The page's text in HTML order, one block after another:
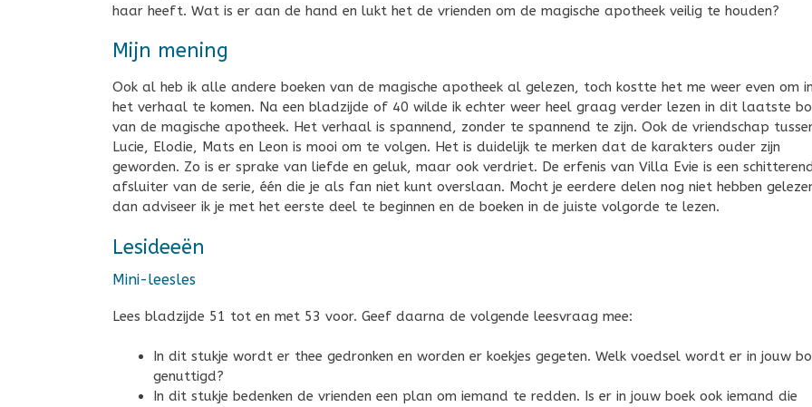
haar heeft. Wat is er aan de hand en lukt het de vrienden om de magische apotheek veilig te houden?
Mijn mening
Ook al heb ik alle andere boeken van de magische apotheek al gelezen, toch kostte het me weer even om
het verhaal te komen. Na een bladzijde of 40 wilde ik echter weer heel graag verder lezen in dit laatste
van de magische apotheek. Het verhaal is spannend, zonder te spannend te zijn. Ook de vriendschap
Lucie, Elodie, Mats en Leon is mooi om te volgen. Het is duidelijk te merken dat de karakters ouder zijn
geworden. Zo is er sprake van liefde en geluk, maar ook verdriet. De erfenis van Villa Evie is een
afsluiter van de serie, één die je als fan niet kunt overslaan. Mocht je eerdere delen nog niet hebben
dan adviseer ik je met het eerste deel te beginnen en de boeken in de juiste volgorde te lezen.
Lesideeën
Mini-leesles
Lees bladzijde 51 tot en met 53 voor. Geef daarna de volgende leesvraag mee:
In dit stukje wordt er thee gedronken en worden er koekjes gegeten. Welk voedsel wordt er in jouw
genuttigd?
In dit stukje bedenken de vrienden een plan om iemand te redden. Is er in jouw boek ook iemand die